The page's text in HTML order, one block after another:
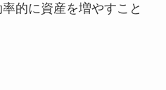
的に資産を増やすこと